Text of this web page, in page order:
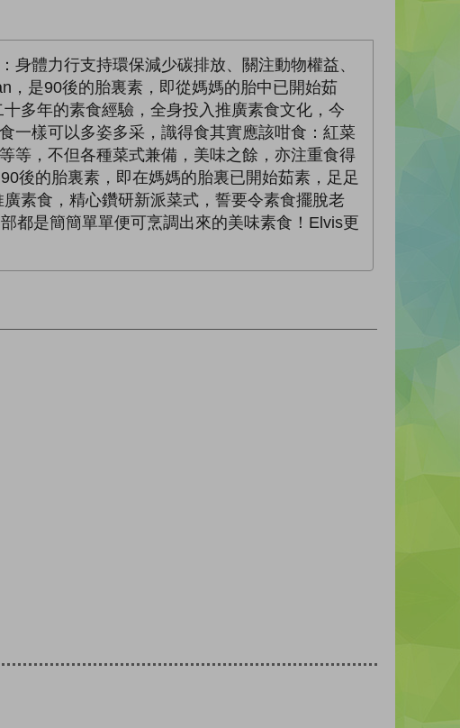
體力行支持環保減少碳排放、關注動物權益、
，是90後的胎裏素，即從媽媽的胎中已開始茹
多年的素食經驗，全身投入推廣素食文化，今
一樣可以多姿多采，識得食其實應該咁食：紅菜
等，不但各種菜式兼備，美味之餘，亦注重食得
後的胎裏素，即在媽媽的胎裏已開始茹素，足足
素食，精心鑽研新派菜式，誓要令素食擺脫老
都是簡簡單單便可烹調出來的美味素食！Elvis更